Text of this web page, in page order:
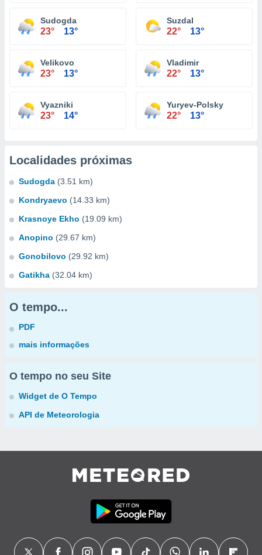
Sudogda
23° 13°
Suzdal
22° 13°
Velikovo
23° 13°
Vladimir
22° 13°
Vyazniki
23° 14°
Yuryev-Polsky
22° 13°
Localidades próximas
Sudogda (3.51 km)
Kondryaevo (14.33 km)
Krasnoye Ekho (19.09 km)
Anopino (29.67 km)
Gonobilovo (29.92 km)
Gatikha (32.04 km)
O tempo...
PDF
mais informações
O tempo no seu Site
Widget de O Tempo
API de Meteorologia